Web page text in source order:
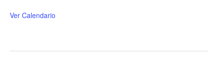
Ver Calendario